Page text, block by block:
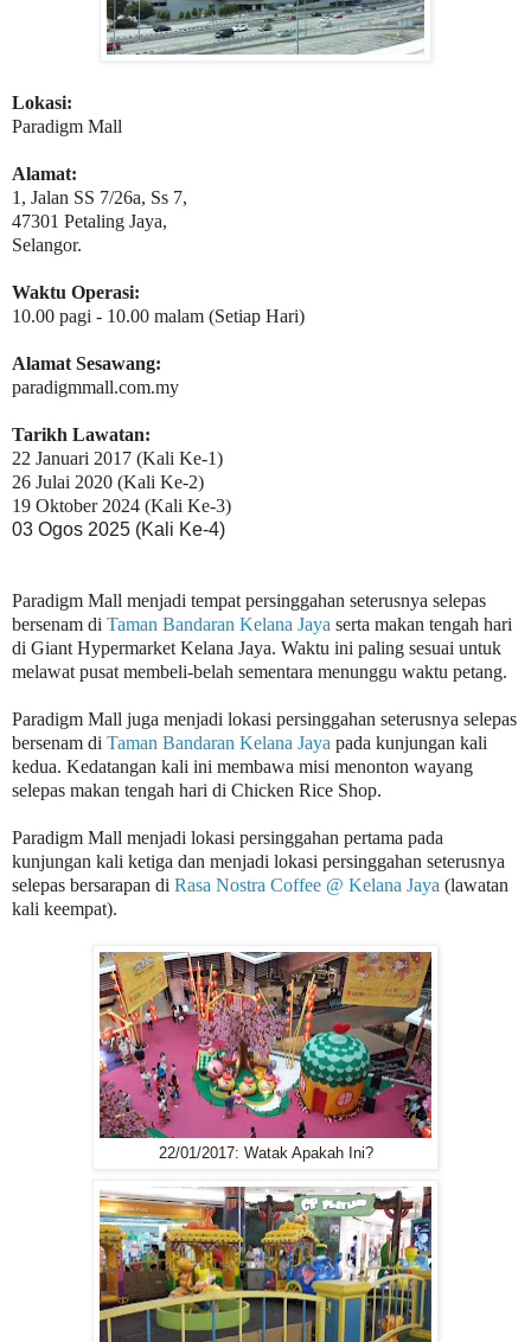
Lokasi:
Paradigm Mall
Alamat:
1, Jalan SS 7/26a, Ss 7,
47301 Petaling Jaya,
Selangor.
Waktu Operasi:
10.00 pagi - 10.00 malam (Setiap Hari)
Alamat Sesawang:
paradigmmall.com.my
Tarikh Lawatan:
22 Januari 2017 (Kali Ke-1)
26 Julai 2020 (Kali Ke-2)
19 Oktober 2024 (Kali Ke-3)
03 Ogos 2025 (Kali Ke-4)
Paradigm Mall menjadi tempat persinggahan seterusnya selepas
bersenam di Taman Bandaran Kelana Jaya serta makan tengah hari
di Giant Hypermarket Kelana Jaya. Waktu ini paling sesuai untuk
melawat pusat membeli-belah sementara menunggu waktu petang.
Paradigm Mall juga menjadi lokasi persinggahan seterusnya selepas
bersenam di Taman Bandaran Kelana Jaya pada kunjungan kali
kedua. Kedatangan kali ini membawa misi menonton wayang
selepas makan tengah hari di Chicken Rice Shop.
Paradigm Mall menjadi lokasi persinggahan pertama pada
kunjungan kali ketiga dan menjadi lokasi persinggahan seterusnya
selepas bersarapan di Rasa Nostra Coffee @ Kelana Jaya (lawatan
kali keempat).
22/01/2017: Watak Apakah Ini?